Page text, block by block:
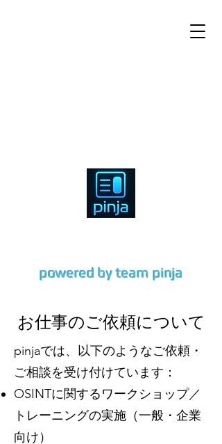
powered by team pinja
お仕事のご依頼について
pinjaでは、以下のようなご依頼・
ご相談を受け付けています：
OSINTに関するワークショップ／
トレーニングの実施（一般・企業
向け）